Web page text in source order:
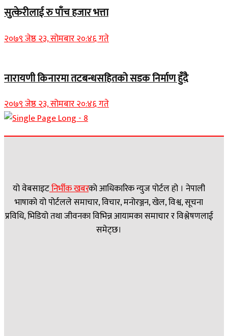
सुत्केरीलाई रु पाँच हजार भत्ता
२०७९ जेष्ठ २३, सोमबार २०:४६ गते
नारायणी किनारमा तटबन्धसहितको सडक निर्माण हुँदै
२०७९ जेष्ठ २३, सोमबार २०:४६ गते
यो वेबसाइटनिर्भीक खबरकाे आधिकारिक न्युज पोर्टल हो । नेपाली
भाषाको यो पोर्टलले समाचार, विचार, मनोरञ्जन, खेल, विश्व, सूचना
प्रविधि, भिडियो तथा जीवनका विभिन्न आयामका समाचार र विश्लेषणलाई
समेट्छ।